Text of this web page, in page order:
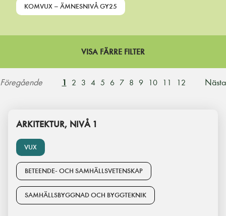
KOMVUX – ÄMNESNIVÅ GY25
VISA FÄRRE FILTER
Föregående 1 2 3 4 5 6 7 8 9 10 11 12 Nästa
VUX
ARKITEKTUR, NIVÅ 1
BETEENDE- OCH SAMHÄLLSVETENSKAP
SAMHÄLLSBYGGNAD OCH BYGGTEKNIK